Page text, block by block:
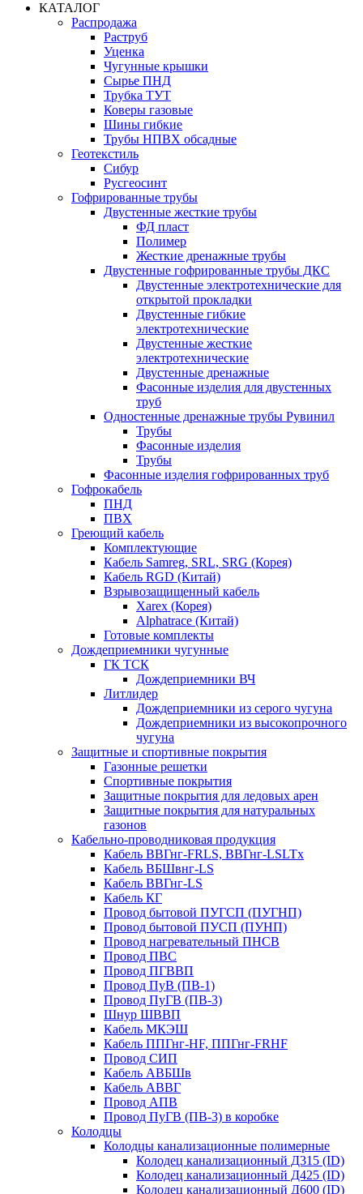
КАТАЛОГ
Распродажа
Раструб
Уценка
Чугунные крышки
Сырье ПНД
Трубка ТУТ
Коверы газовые
Шины гибкие
Трубы НПВХ обсадные
Геотекстиль
Сибур
Русгеосинт
Гофрированные трубы
Двустенные жесткие трубы
ФД пласт
Полимер
Жесткие дренажные трубы
Двустенные гофрированные трубы ДКС
Двустенные электротехнические для
открытой прокладки
Двустенные гибкие
электротехнические
Двустенные жесткие
электротехнические
Двустенные дренажные
Фасонные изделия для двустенных
труб
Одностенные дренажные трубы Рувинил
Трубы
Фасонные изделия
Трубы
Фасонные изделия гофрированных труб
Гофрокабель
ПНД
ПВХ
Греющий кабель
Комплектующие
Кабель Samreg, SRL, SRG (Корея)
Кабель RGD (Китай)
Взрывозащищенный кабель
Xarex (Корея)
Alphatrace (Китай)
Готовые комплекты
Дождеприемники чугунные
ГК ТСК
Дождеприемники ВЧ
Литлидер
Дождеприемники из серого чугуна
Дождеприемники из высокопрочного
чугуна
Защитные и спортивные покрытия
Газонные решетки
Спортивные покрытия
Защитные покрытия для ледовых арен
Защитные покрытия для натуральных
газонов
Кабельно-проводниковая продукция
Кабель ВВГнг-FRLS, ВВГнг-LSLTx
Кабель ВБШвнг-LS
Кабель ВВГнг-LS
Кабель КГ
Провод бытовой ПУГСП (ПУГНП)
Провод бытовой ПУСП (ПУНП)
Провод нагревательный ПНСВ
Провод ПВС
Провод ПГВВП
Провод ПуВ (ПВ-1)
Провод ПуГВ (ПВ-3)
Шнур ШВВП
Кабель МКЭШ
Кабель ППГнг-HF, ППГнг-FRHF
Провод СИП
Кабель АВБШв
Кабель АВВГ
Провод АПВ
Провод ПуГВ (ПВ-3) в коробке
Колодцы
Колодцы канализационные полимерные
Колодец канализационный Д315 (ID)
Колодец канализационный Д425 (ID)
Колодец канализационный Д600 (ID)